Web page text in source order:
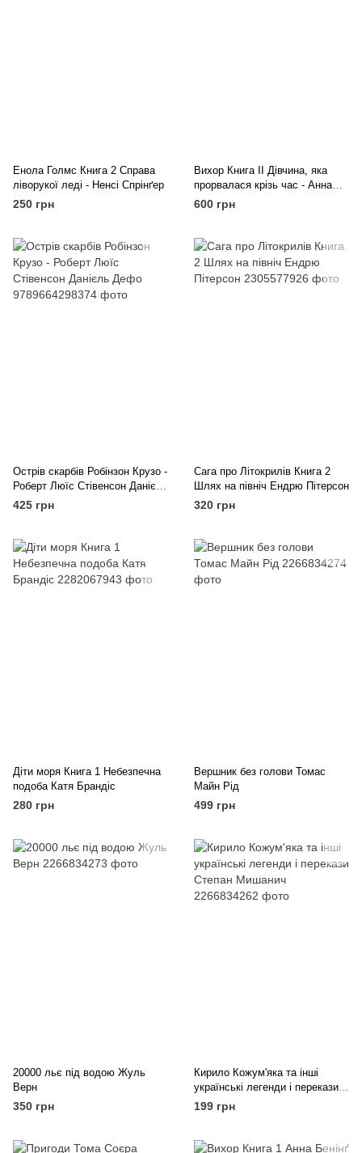
Енола Голмс Книга 2 Справа
ліворукої леді - Ненсі Спрінґер
250 грн
Вихор Книга ІІ Дівчина, яка
прорвалася крізь час - Анна
Беннінґ
600 грн
Острів скарбів Робінзон Крузо -
Роберт Люїс Стівенсон Данієль
Дефо
425 грн
Сага про Літокрилів Книга 2
Шлях на північ Ендрю Пітерсон
320 грн
Діти моря Книга 1 Небезпечна
подоба Катя Брандіс
280 грн
Вершник без голови Томас
Майн Рід
499 грн
20000 льє під водою Жуль
Верн
350 грн
Кирило Кожум'яка та інші
українські легенди і перекази
Степан Мишанич
199 грн